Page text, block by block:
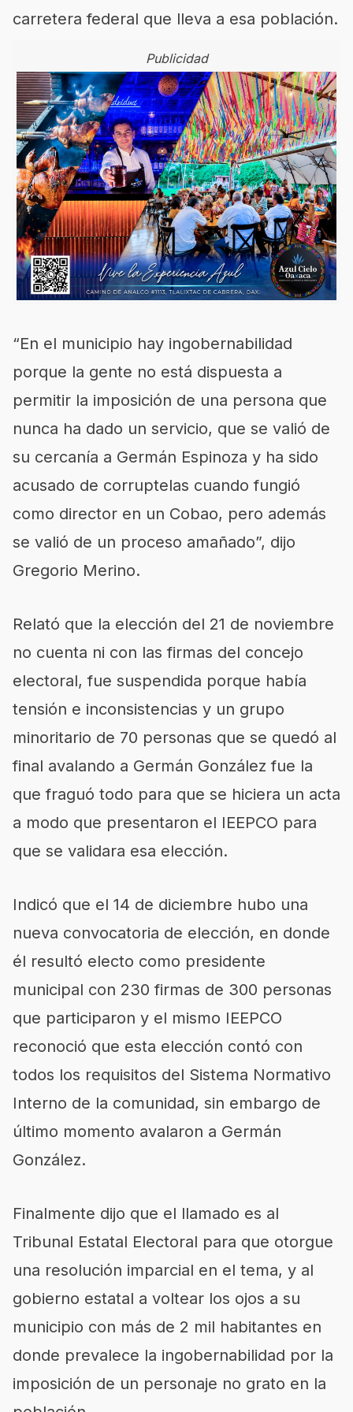
carretera federal que lleva a esa población.
Publicidad
“En el municipio hay ingobernabilidad
porque la gente no está dispuesta a
permitir la imposición de una persona que
nunca ha dado un servicio, que se valió de
su cercanía a Germán Espinoza y ha sido
acusado de corruptelas cuando fungió
como director en un Cobao, pero además
se valió de un proceso amañado”, dijo
Gregorio Merino.
Relató que la elección del 21 de noviembre
no cuenta ni con las firmas del concejo
electoral, fue suspendida porque había
tensión e inconsistencias y un grupo
minoritario de 70 personas que se quedó al
final avalando a Germán González fue la
que fraguó todo para que se hiciera un acta
a modo que presentaron el IEEPCO para
que se validara esa elección.
Indicó que el 14 de diciembre hubo una
nueva convocatoria de elección, en donde
él resultó electo como presidente
municipal con 230 firmas de 300 personas
que participaron y el mismo IEEPCO
reconoció que esta elección contó con
todos los requisitos del Sistema Normativo
Interno de la comunidad, sin embargo de
último momento avalaron a Germán
González.
Finalmente dijo que el llamado es al
Tribunal Estatal Electoral para que otorgue
una resolución imparcial en el tema, y al
gobierno estatal a voltear los ojos a su
municipio con más de 2 mil habitantes en
donde prevalece la ingobernabilidad por la
imposición de un personaje no grato en la